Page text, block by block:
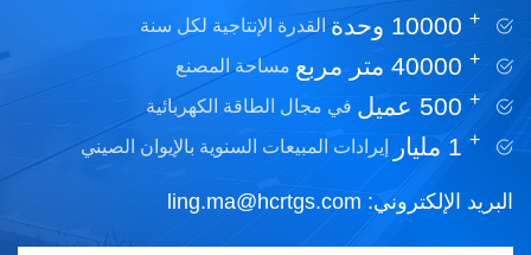
10000 + وحدة القدرة الإنتاجية لكل سنة
40000 + متر مربع مساحة المصنع
500 + عميل في مجال الطاقة الكهربائية
1 + مليار إيرادات المبيعات السنوية بالإيوان الصيني
البريد الإلكتروني: ling.ma@hcrtgs.com